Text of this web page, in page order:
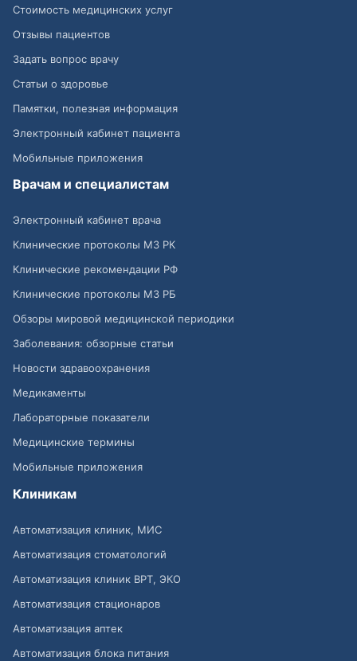
Стоимость медицинских услуг
Отзывы пациентов
Задать вопрос врачу
Статьи о здоровье
Памятки, полезная информация
Электронный кабинет пациента
Мобильные приложения
Врачам и специалистам
Электронный кабинет врача
Клинические протоколы МЗ РК
Клинические рекомендации РФ
Клинические протоколы МЗ РБ
Обзоры мировой медицинской периодики
Заболевания: обзорные статьи
Новости здравоохранения
Медикаменты
Лабораторные показатели
Медицинские термины
Мобильные приложения
Клиникам
Автоматизация клиник, МИС
Автоматизация стоматологий
Автоматизация клиник ВРТ, ЭКО
Автоматизация стационаров
Автоматизация аптек
Автоматизация блока питания